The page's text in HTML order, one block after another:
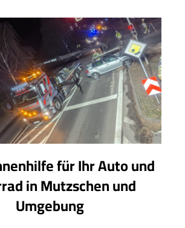
für Ihr Auto und
in Mutzschen und
Umgebung